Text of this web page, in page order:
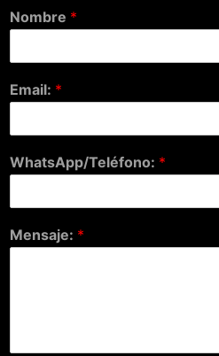
Nombre *
Email: *
WhatsApp/Teléfono: *
Mensaje: *